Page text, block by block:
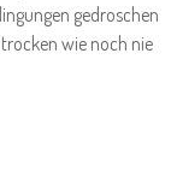
gedroschen
trocken wie noch nie